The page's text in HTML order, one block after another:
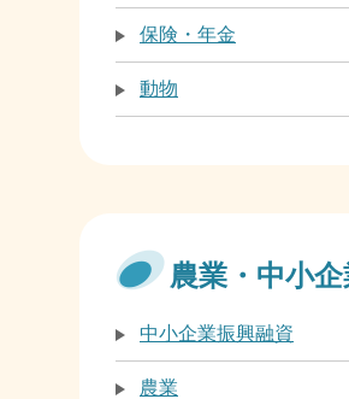
保険・年金
動物
農業・中小
中小企業振興融資
農業